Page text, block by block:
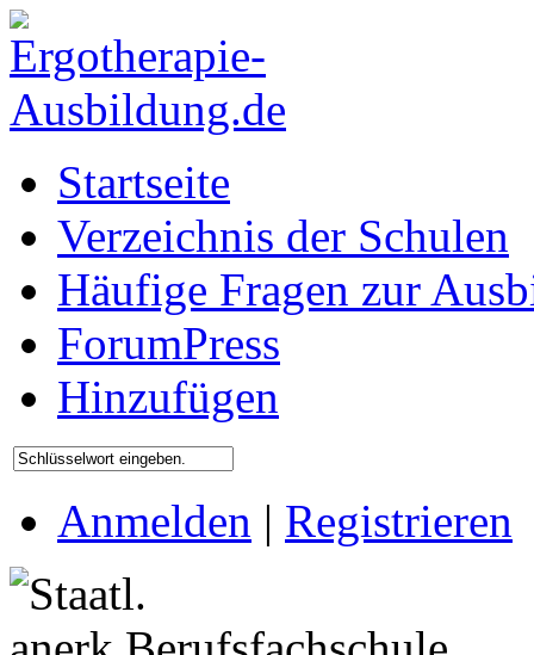
Startseite
Verzeichnis der Schulen
Häufige Fragen zur
ForumPress
Hinzufügen
Anmelden | Registrieren